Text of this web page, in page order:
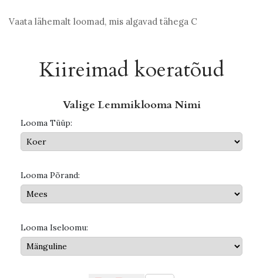
Vaata lähemalt loomad, mis algavad tähega C
Kiireimad koeratõud
Valige Lemmiklooma Nimi
Looma Tüüp:
Looma Põrand:
Looma Iseloomu: